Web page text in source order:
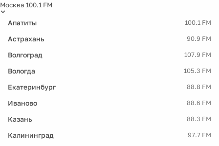
Москва 100.1 FM
Апатиты 100.1 FM
Астрахань 90.9 FM
Волгоград 107.9 FM
Вологда 105.3 FM
Екатеринбург 88.8 FM
Иваново 88.6 FM
Казань 88.3 FM
Калининград 97.7 FM